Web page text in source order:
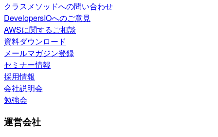
クラスメソッドへの問い合わせ
DevelopersIOへのご意見
AWSに関するご相談
資料ダウンロード
メールマガジン登録
セミナー情報
採用情報
会社説明会
勉強会
運営会社